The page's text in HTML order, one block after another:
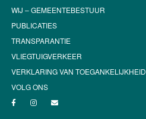
WIJ – GEMEENTEBESTUUR
PUBLICATIES
TRANSPARANTIE
VLIEGTUIGVERKEER
VERKLARING VAN TOEGANKELIJKHEID
VOLG ONS